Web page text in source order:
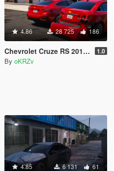
4.86 28 725 186
Chevrolet Cruze RS 2018 [Replace] 1.0
By oKRZv
4.85 6 131 61